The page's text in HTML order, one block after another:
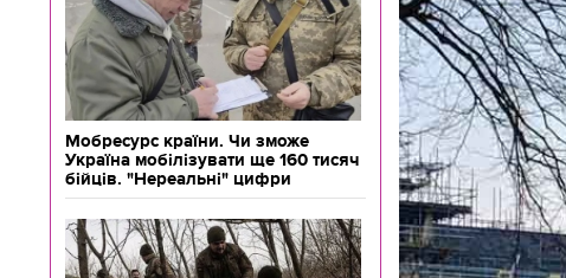
Мобресурс країни. Чи зможе
Україна мобілізувати ще 160 тисяч
бійців. "Нереальні" цифри